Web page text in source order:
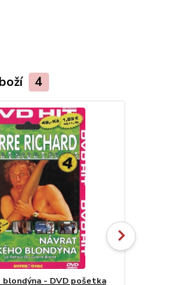
4
- DVD pošetka